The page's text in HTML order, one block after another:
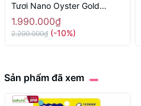
Tươi Nano Oyster Gold
NICHIEI BUSSAN 120 Viên -
Hàng Nhật chính hãng
1.990.000₫
2.200.000₫ (-10%)
Sản phẩm đã xem